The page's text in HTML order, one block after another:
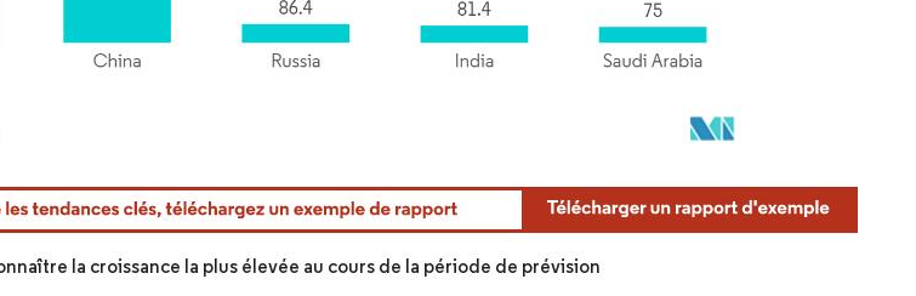
nécessite une attribution sous CC BY 4.0.
la croissance la plus élevée au cours de la période de prévision